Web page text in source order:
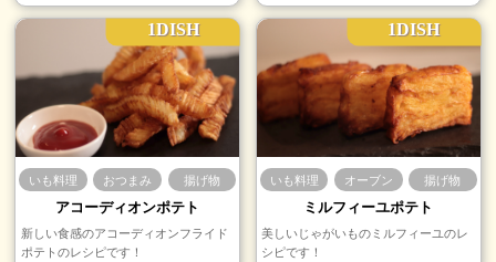
1DISH
いも料理 おつまみ 揚げ物
アコーディオンポテト
新しい食感のアコーディオンフライド
ポテトのレシピです！
1DISH
いも料理 オーブン 揚げ物
ミルフィーユポテト
美しいじゃがいものミルフィーユのレ
シピです！